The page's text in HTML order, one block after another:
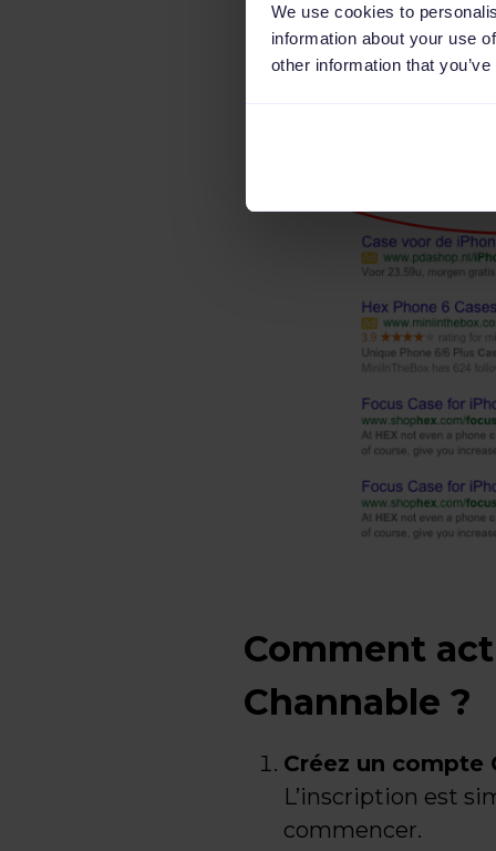
We use cookies to
information about your use
other information that
Comment
Channable ?
Créez un compte
L’inscription est
commencer.